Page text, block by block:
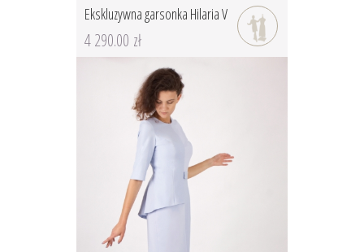
Ekskluzywna garsonka Hilaria V
4 290.00 zł